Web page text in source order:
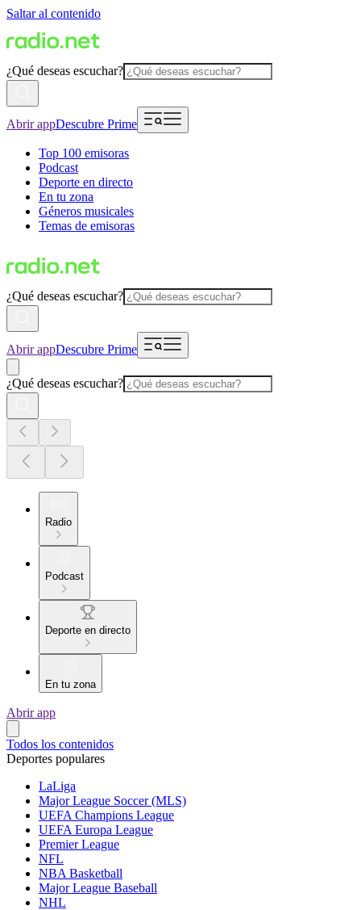
Saltar al contenido
¿Qué deseas escuchar?
Abrir appDescubre Prime
Top 100 emisoras
Podcast
Deporte en directo
En tu zona
Géneros musicales
Temas de emisoras
¿Qué deseas escuchar?
Abrir appDescubre Prime
¿Qué deseas escuchar?
Radio
Podcast
Deporte en directo
En tu zona
Abrir app
Todos los contenidos
Deportes populares
LaLiga
Major League Soccer (MLS)
UEFA Champions League
UEFA Europa League
Premier League
NFL
NBA Basketball
Major League Baseball
NHL